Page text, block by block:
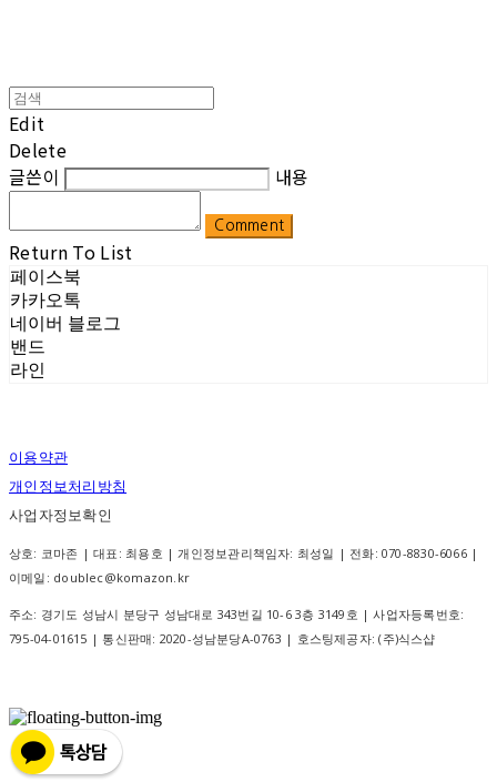
Edit
Delete
글쓴이
내용
Comment
Return To List
페이스북
카카오톡
네이버 블로그
밴드
라인
이용약관
개인정보처리방침
사업자정보확인
상호: 코마존 | 대표: 최용호 | 개인정보관리책임자: 최성일 | 전화: 070-8830-6066 |
이메일: doublec@komazon.kr
주소: 경기도 성남시 분당구 성남대로 343번길 10-6 3층 3149호 | 사업자등록번호:
795-04-01615 | 통신판매: 2020-성남분당A-0763 | 호스팅제공자: (주)식스샵